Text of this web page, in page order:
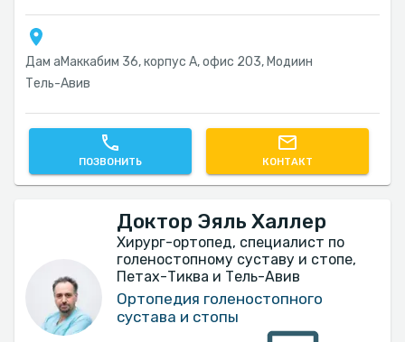
Дам aMаккабим 36, корпус А, офис 203, Модиин
Тель-Авив‎
ПОЗВОНИТЬ КОНТАКТ
Доктор Эяль Халлер
Хирург-ортопед, специалист по
голеностопному суставу и стопе,
Петах-Тиква и Тель-Авив
Ортопедия голеностопного
сустава и стопы